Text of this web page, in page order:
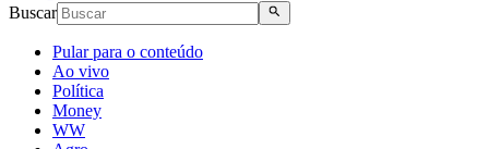
Buscar
Pular para o conteúdo
Ao vivo
Política
Money
WW